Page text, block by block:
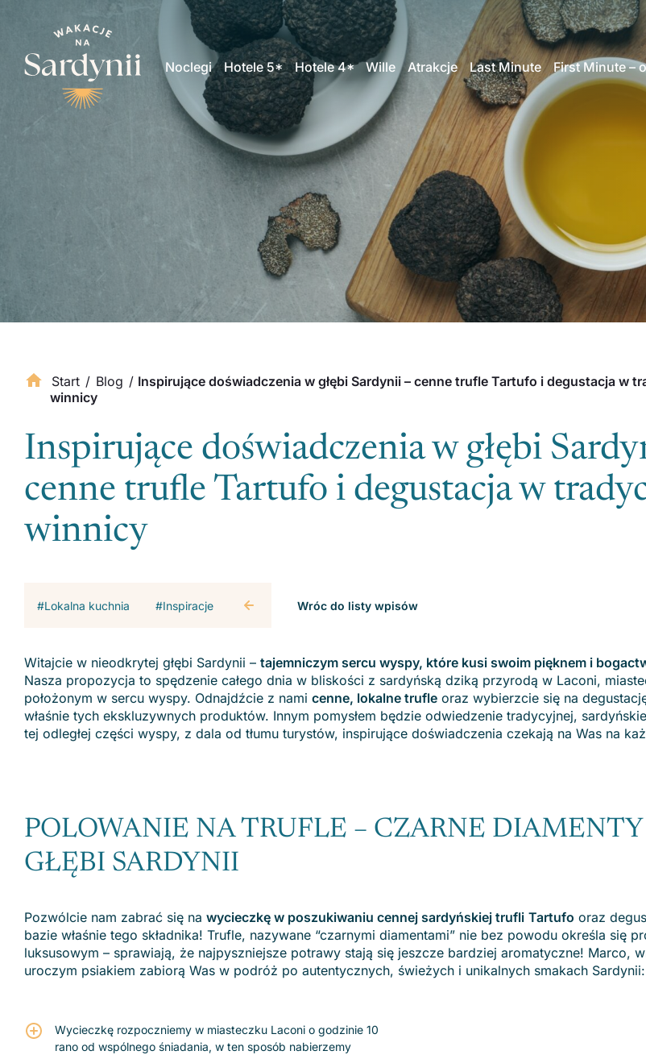
Noclegi Hotele 5* Hotele 4* Wille Atrakcje Last Minute First Minute –
Start / Blog / Inspirujące doświadczenia w głębi Sardynii – cenne trufle Tartufo i degustacja w
winnicy
Inspirujące doświadczenia w głębi
cenne trufle Tartufo i degustacja w
winnicy
#Lokalna kuchnia #Inspiracje Wróc do listy wpisów
Witajcie w nieodkrytej głębi Sardynii – tajemniczym sercu wyspy, które kusi swoim pięknem i
Nasza propozycja to spędzenie całego dnia w bliskości z sardyńską dziką przyrodą w Laconi,
położonym w sercu wyspy. Odnajdźcie z nami cenne, lokalne trufle oraz wybierzcie się na
właśnie tych ekskluzywnych produktów. Innym pomysłem będzie odwiedzenie tradycyjnej,
tej odległej części wyspy, z dala od tłumu turystów, inspirujące doświadczenia czekają na Was na
POLOWANIE NA TRUFLE – CZARNE DIAMENTY
GŁĘBI SARDYNII
Pozwólcie nam zabrać się na wycieczkę w poszukiwaniu cennej sardyńskiej trufli Tartufo oraz
bazie właśnie tego składnika! Trufle, nazywane “czarnymi diamentami” nie bez powodu określa się
luksusowym – sprawiają, że najpyszniejsze potrawy stają się jeszcze bardziej aromatyczne! Marco,
uroczym psiakiem zabiorą Was w podróż po autentycznych, świeżych i unikalnych smakach Sardynii:
Wycieczkę rozpoczniemy w miasteczku Laconi o godzinie 10
rano od wspólnego śniadania, w ten sposób nabierzemy